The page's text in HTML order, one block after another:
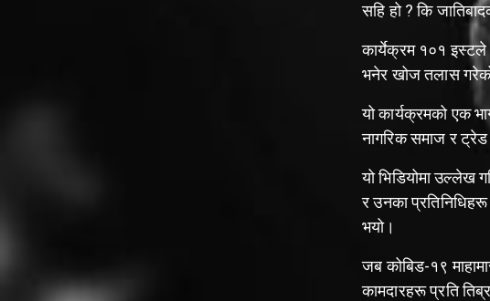
सहि हो ? कि
कार्येक्रम १०१ इस्टले
भनेर खोज तलास
यो कार्यक्रमको एक
नागरिक समाज र ट्रेड
यो भिडियोमा उल्लेख
र उनका प्रतिनिधिहरू
भयो।
जब कोबिड-१९
कामदारहरू प्रति